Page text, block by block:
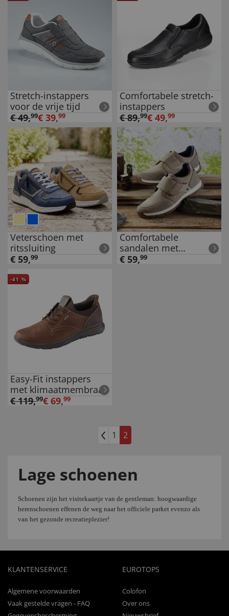
Stretch-instappers
voor de vrije tijd
€49,99€ 39,99
Comfortabele stretch-
instappers
€89,99€ 49,99
Veterschoen met
ritssluiting
€ 59,99
Comfortabele
sandalen met
klittenband
€ 59,99
-41 %
Easy-Fit instappers
met klimaatmembraan
€119,99€ 69,99
1 2
Lage schoenen
Schoenen zijn het visitekaartje van de gentleman: hoogwaardige
herenschoenen effenen de weg naar het officiele parket evenzo als
van het gezonde recreatieplezier!
KLANTENSERVICE
Algemene voorwaarden
Vaak gestelde vragen - FAQ
EUROTOPS
Colofon
Over ons